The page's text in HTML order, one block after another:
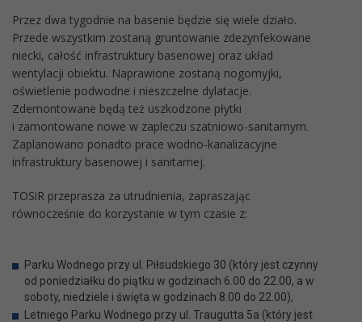
Przez dwa tygodnie na basenie będzie się wiele działo.
Przede wszystkim zostaną gruntowanie zdezynfekowane
niecki, całość infrastruktury basenowej oraz układ
wentylacji obiektu. Naprawione zostaną nogomyjki,
oświetlenie podwodne i nieszczelne dylatacje.
Zdemontowane będą też uszkodzone płytki
i zamontowane nowe w zapleczu szatniowo-sanitarnym.
Zaplanowano ponadto prace wodno-kanalizacyjne
infrastruktury basenowej i sanitarnej.
TOSiR przeprasza za utrudnienia, zapraszając
równocześnie do korzystanie w tym czasie z:
Parku Wodnego przy ul. Piłsudskiego 30 (który jest czynny
od poniedziałku do piątku w godzinach 6.00 do 22.00, a w
soboty, niedziele i święta w godzinach 8.00 do 22.00),
Letniego Parku Wodnego przy ul. Traugutta 5a (który jest